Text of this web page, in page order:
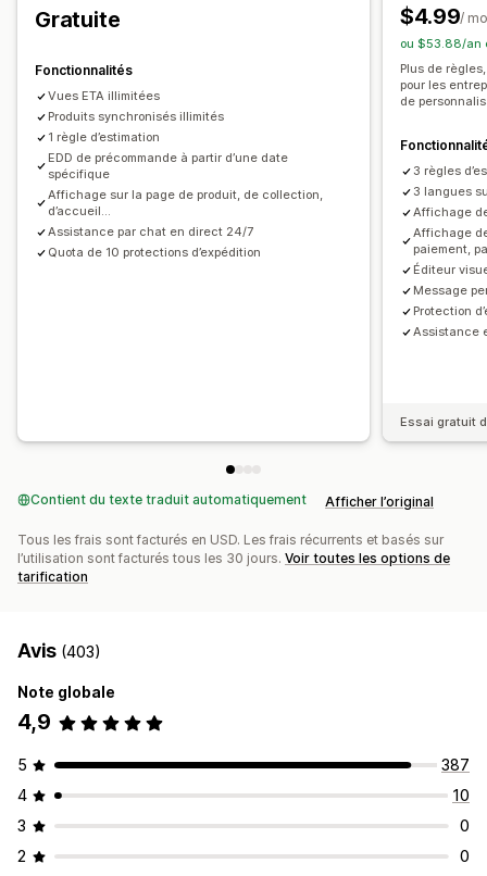
Gratuite
Fonctionnalités
Vues ETA illimitées
Produits synchronisés illimités
1 règle d’estimation
EDD de précommande à partir d’une date
spécifique
Affichage sur la page de produit, de collection,
d’accueil...
Assistance par chat en direct 24/7
Quota de 10 protections d’expédition
$4.99/
ou $53.88/an
Plus de
pour les
de
3 règles
3 langues
Affichage
Affichage
paiement,
Éditeur
Message
Protection
Assistance
Essai gratuit
Contient du texte traduit automatiquement Afficher l’original
Tous les frais sont facturés en USD. Les frais récurrents et basés sur
l’utilisation sont facturés tous les 30 jours. Voir toutes les options de
tarification
Avis (403)
Note globale
4,9
5
387
4
10
3
0
2
0